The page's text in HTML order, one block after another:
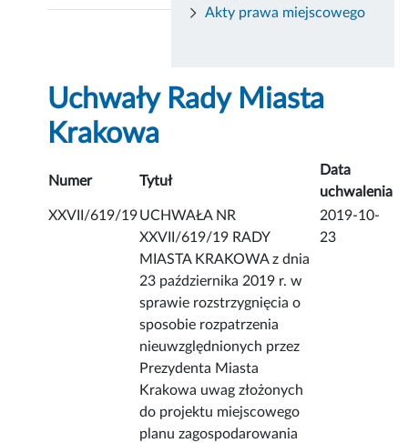
Akty prawa miejscowego
Uchwały Rady Miasta
Krakowa
Numer Tytuł
Data
uchwalenia
XXVII/619/19UCHWAŁA NR
XXVII/619/19 RADY
MIASTA KRAKOWA z dnia
23 października 2019 r. w
sprawie rozstrzygnięcia o
sposobie rozpatrzenia
nieuwzględnionych przez
Prezydenta Miasta
Krakowa uwag złożonych
do projektu miejscowego
planu zagospodarowania
2019-10-
23